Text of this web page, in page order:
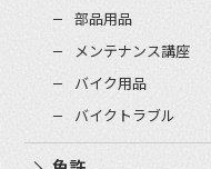
部品用品
メンテナンス講座
バイク用品
バイクトラブル